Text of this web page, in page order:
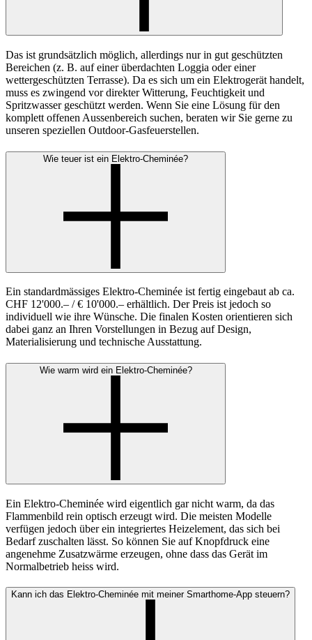
Das ist grundsätzlich möglich, allerdings nur in gut geschützten
Bereichen (z. B. auf einer überdachten Loggia oder einer
wettergeschützten Terrasse). Da es sich um ein Elektrogerät handelt,
muss es zwingend vor direkter Witterung, Feuchtigkeit und
Spritzwasser geschützt werden. Wenn Sie eine Lösung für den
komplett offenen Aussenbereich suchen, beraten wir Sie gerne zu
unseren speziellen Outdoor-Gasfeuerstellen.
Wie teuer ist ein Elektro-Cheminée?
Ein standardmässiges Elektro-Cheminée ist fertig eingebaut ab ca.
CHF 12'000.– / € 10'000.– erhältlich. Der Preis ist jedoch so
individuell wie ihre Wünsche. Die finalen Kosten orientieren sich
dabei ganz an Ihren Vorstellungen in Bezug auf Design,
Materialisierung und technische Ausstattung.
Wie warm wird ein Elektro-Cheminée?
Ein Elektro-Cheminée wird eigentlich gar nicht warm, da das
Flammenbild rein optisch erzeugt wird. Die meisten Modelle
verfügen jedoch über ein integriertes Heizelement, das sich bei
Bedarf zuschalten lässt. So können Sie auf Knopfdruck eine
angenehme Zusatzwärme erzeugen, ohne dass das Gerät im
Normalbetrieb heiss wird.
Kann ich das Elektro-Cheminée mit meiner Smarthome-App steuern?